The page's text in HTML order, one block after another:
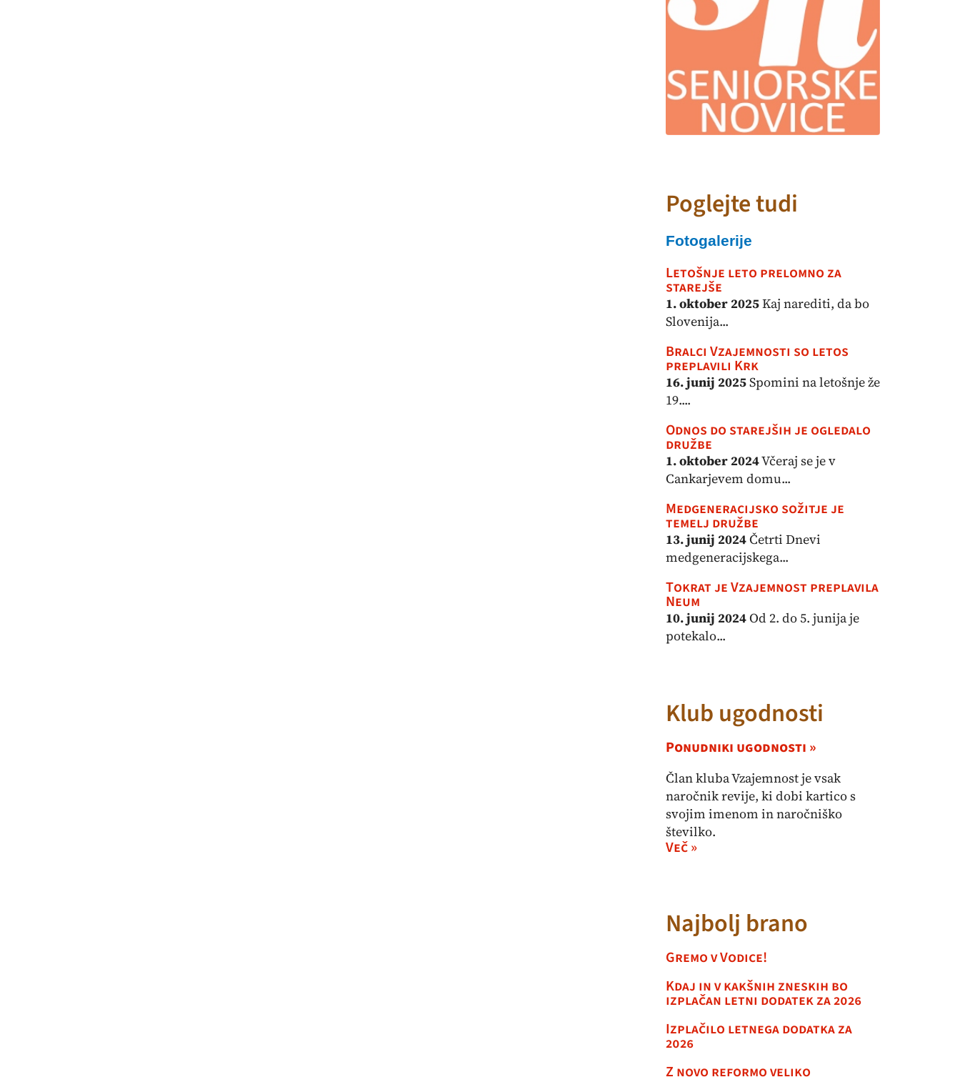
Poglejte tudi
Fotogalerije
Letošnje leto prelomno za
starejše
1. oktober 2025Kaj narediti, da bo
Slovenija...
Bralci Vzajemnosti so letos
preplavili Krk
16. junij 2025Spomini na letošnje že
19....
Odnos do starejših je ogledalo
družbe
1. oktober 2024Včeraj se je v
Cankarjevem domu...
Medgeneracijsko sožitje je
temelj družbe
13. junij 2024Četrti Dnevi
medgeneracijskega...
Tokrat je Vzajemnost preplavila
Neum
10. junij 2024Od 2. do 5. junija je
potekalo...
Klub ugodnosti
Ponudniki ugodnosti »
Član kluba Vzajemnost je vsak
naročnik revije, ki dobi kartico s
svojim imenom in naročniško
številko.
Več »
Najbolj brano
Gremo v Vodice!
Kdaj in v kakšnih zneskih bo
izplačan letni dodatek za 2026
Izplačilo letnega dodatka za
2026
Z novo reformo veliko